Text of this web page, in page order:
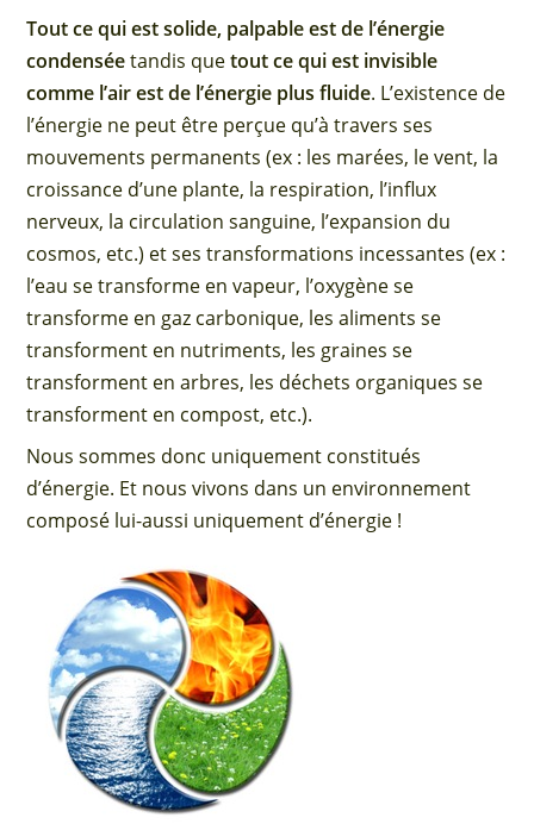
Tout ce qui est solide, palpable est de l’énergie
condenséetandis quetout ce qui est invisible
comme l’air est de l’énergie plus fluide. L’existence de
l’énergie ne peut être perçue qu’à travers ses
mouvements permanents (ex : les marées, le vent, la
croissance d’une plante, la respiration, l’influx
nerveux, la circulation sanguine, l’expansion du
cosmos, etc.) et ses transformations incessantes (ex :
l’eau se transforme en vapeur, l’oxygène se
transforme en gaz carbonique, les aliments se
transforment en nutriments, les graines se
transforment en arbres, les déchets organiques se
transforment en compost, etc.).
Nous sommes donc uniquement constitués
d’énergie. Et nous vivons dans un environnement
composé lui-aussi uniquement d’énergie !